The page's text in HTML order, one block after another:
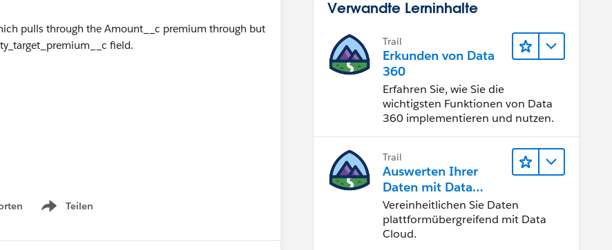
pulls through the Amount__c premium through but
field.
Teilen
Show menu
Verwandte Lerninhalte
Trail
Erkunden von Data
360
Erfahren Sie, wie Sie die
wichtigsten Funktionen von Data
360 implementieren und nutzen.
Trail
Auswerten Ihrer
Daten mit Data
Cloud
Vereinheitlichen Sie Daten
plattformübergreifend mit Data
Cloud.